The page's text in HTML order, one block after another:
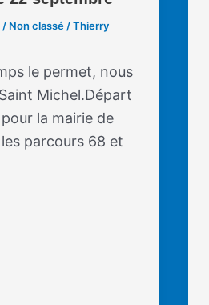
/ Non classé/Thierry
le permet, nous
Michel.Départ
la mairie de
parcours 68 et